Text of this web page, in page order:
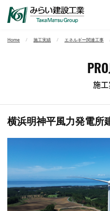
Home 施工実績 エネルギー関連工事
施
横浜明神平風力発電所